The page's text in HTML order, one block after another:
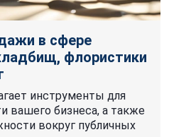
в сфере
флористики
инструменты для
вашего бизнеса, а также
вокруг публичных